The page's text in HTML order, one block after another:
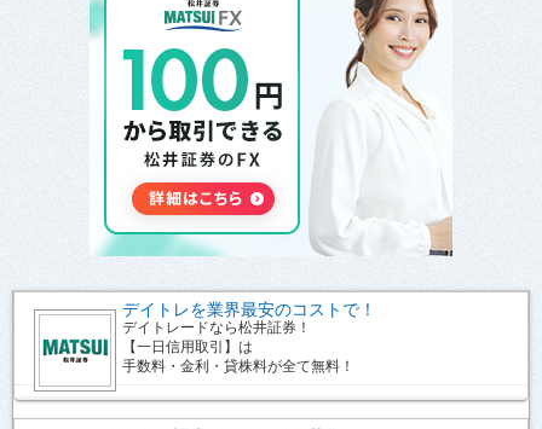
デイトレを業界最安のコストで！
デイトレードなら松井証券！
【一日信用取引】は
手数料・金利・貸株料が全て無料！